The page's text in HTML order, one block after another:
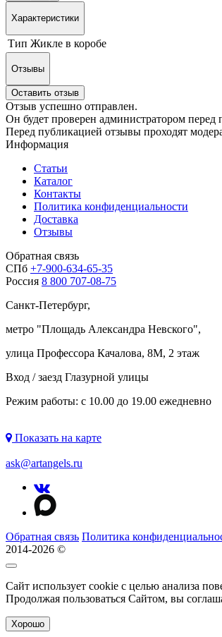
Характеристики
Тип Жикле в коробе
Отзывы
Оставить отзыв
Отзыв успешно отправлен.
Он будет проверен администратором перед
Перед публикацией отзывы проходят
Информация
Статьи
Каталог
Контакты
Политика конфиденциальности
Доставка
Отзывы
Обратная связь
СПб +7-900-634-65-35
Россия 8 800 707-08-75
Санкт-Петербург,
метро "Площадь Александра Невского",
улица Профессора Качалова, 8М, 2 этаж
Вход / заезд Глазурной улицы
Режим работы: с 10.00 до 19.00 ежедневно
Показать на карте
ask@artangels.ru
Обратная связь Политика
2014-2026 ©
Сайт использует cookie с целью анализа
Продолжая пользоваться Сайтом, вы
Хорошо